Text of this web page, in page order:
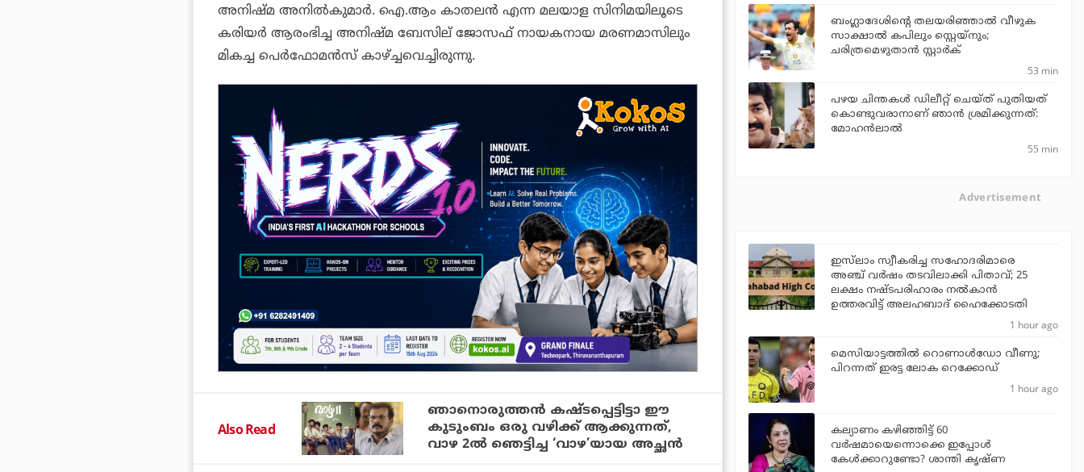
അനിഷ്മ അനില്‍കുമാര്‍. ഐ.ആം കാതലന്‍ എന്ന മലയാള സിനിമയിലൂടെ
കരിയര്‍ ആരംഭിച്ച അനിഷ്മ ബേസില് ജോസഫ് നായകനായ മരണമാസിലും
മികച്ച പെര്‍ഫോമന്‍സ് കാഴ്ച്ചവെച്ചിരുന്നു.
Also Read
ഞാനൊരുത്തന്‍ കഷ്ടപ്പെട്ടിട്ടാ ഈ
കുടുംബം ഒരു വഴിക്ക് ആക്കുന്നത്,
വാഴ 2ല്‍ ഞെട്ടിച്ച ‘വാഴ’യായ അച്ഛന്‍
ബംഗ്ലാദേശിന്റെ തലയരിഞ്ഞാല്‍ വീഴുക
സാക്ഷാല്‍ കപിലും സ്റ്റെയ്‌നും;
ചരിത്രമെഴുതാന്‍ സ്റ്റാര്‍ക്
53 min
പഴയ ചിന്തകള്‍ ഡിലീറ്റ് ചെയ്ത് പുതിയത്
കൊണ്ടുവരാനാണ് ഞാന്‍ ശ്രമിക്കുന്നത്:
മോഹന്‍ലാല്‍
55 min
Advertisement
ഇസ്‌ലാം സ്വീകരിച്ച സഹോദരിമാരെ
അഞ്ച് വര്‍ഷം തടവിലാക്കി പിതാവ്; 25
ലക്ഷം നഷ്ടപരിഹാരം നല്‍കാന്‍
ഉത്തരവിട്ട് അലഹബാദ് ഹൈക്കോടതി
1 hour ago
മെസിയാട്ടത്തില്‍ റൊണാള്‍ഡോ വീണു;
പിറന്നത് ഇരട്ട ലോക റെക്കോഡ്
1 hour ago
കല്യാണം കഴിഞ്ഞിട്ട് 60
വർഷമായെന്നൊക്കെ ഇപ്പോൾ
കേൾക്കാറുണ്ടോ? ശാന്തി കൃഷ്ണ